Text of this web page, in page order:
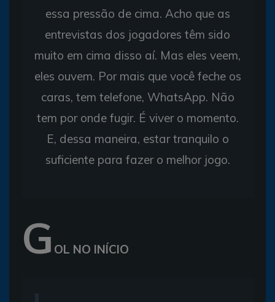
essa pressão de cima. Acho que as
entrevistas dos jogadores têm sido
muito em cima disso aí. Mas eles veem,
eles ouvem. Por mais que você feche os
caras, tem telefone, WhatsApp. Não
tem por onde fugir. É viver o momento.
E, dessa maneira, estar tranquilo o
suficiente para fazer o melhor jogo.
G OL NO INÍCIO